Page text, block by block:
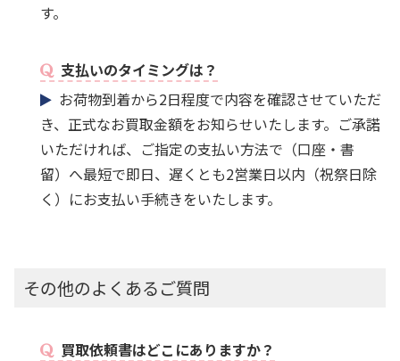
す。
支払いのタイミングは？
お荷物到着から2日程度で内容を確認させていただ
き、正式なお買取金額をお知らせいたします。ご承諾
いただければ、ご指定の支払い方法で（口座・書
留）へ最短で即日、遅くとも2営業日以内（祝祭日除
く）にお支払い手続きをいたします。
その他のよくあるご質問
買取依頼書はどこにありますか？